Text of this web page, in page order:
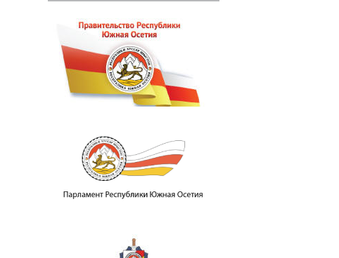
отношений с
Джиоева с представителями
О памятных мероприятиях в связи с 46-